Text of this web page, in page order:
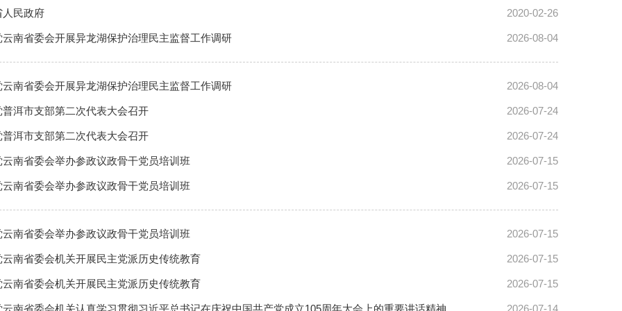
人民政府 2020-02-26
云南省委会开展异龙湖保护治理民主监督工作调研 2026-08-04
云南省委会开展异龙湖保护治理民主监督工作调研 2026-08-04
普洱市支部第二次代表大会召开 2026-07-24
普洱市支部第二次代表大会召开 2026-07-24
云南省委会举办参政议政骨干党员培训班 2026-07-15
云南省委会举办参政议政骨干党员培训班 2026-07-15
云南省委会举办参政议政骨干党员培训班 2026-07-15
云南省委会机关开展民主党派历史传统教育 2026-07-15
云南省委会机关开展民主党派历史传统教育 2026-07-15
云南省委会机关认真学习贯彻习近平总书记在庆祝中国共产党成立105周年大会上的重要讲话精神 2026-07-14